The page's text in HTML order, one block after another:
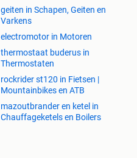
geiten in Schapen, Geiten en
Varkens
electromotor in Motoren
thermostaat buderus in
Thermostaten
rockrider st120 in Fietsen |
Mountainbikes en ATB
mazoutbrander en ketel in
Chauffageketels en Boilers